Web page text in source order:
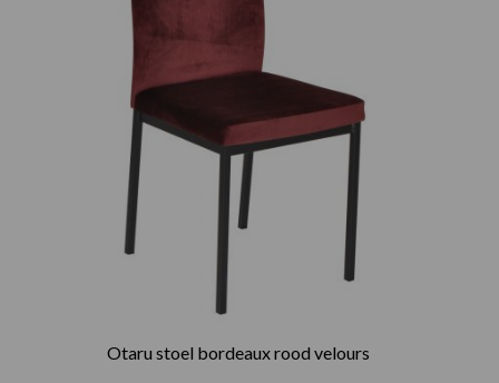
Otaru stoel bordeaux rood velours